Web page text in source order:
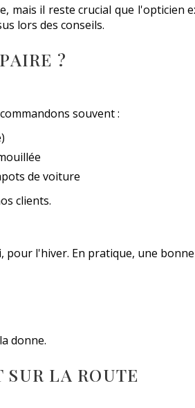
mais il reste crucial que l'opticien
lors des conseils.
?
souvent :
de voiture
clients.
l'hiver. En pratique, une
donne.
LA ROUTE